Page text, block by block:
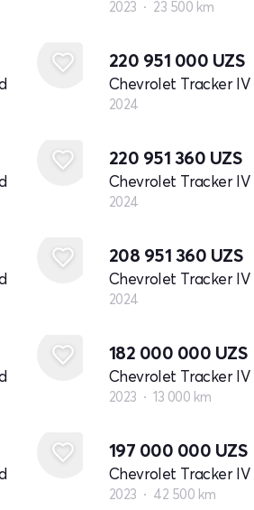
2023 23 500 km
220 951 000 UZS
Chevrolet Tracker
2024
220 951 360 UZS
Chevrolet Tracker
2024
208 951 360 UZS
Chevrolet Tracker
2024
182 000 000 UZS
Chevrolet Tracker
2023 13 000 km
197 000 000 UZS
Chevrolet Tracker
2023 42 500 km